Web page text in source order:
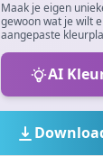
Maak je eigen
gewoon wat je wilt
aangepaste
AI